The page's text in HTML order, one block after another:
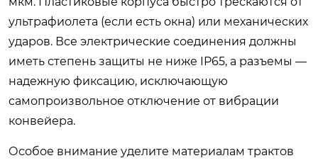
ультрафиолета (если есть окна) или механических
ударов. Все электрические соединения должны
иметь степень защиты не ниже IP65, а разъемы —
надежную фиксацию, исключающую
самопроизвольное отключение от вибрации
конвейера.
Особое внимание уделите материалам трактов